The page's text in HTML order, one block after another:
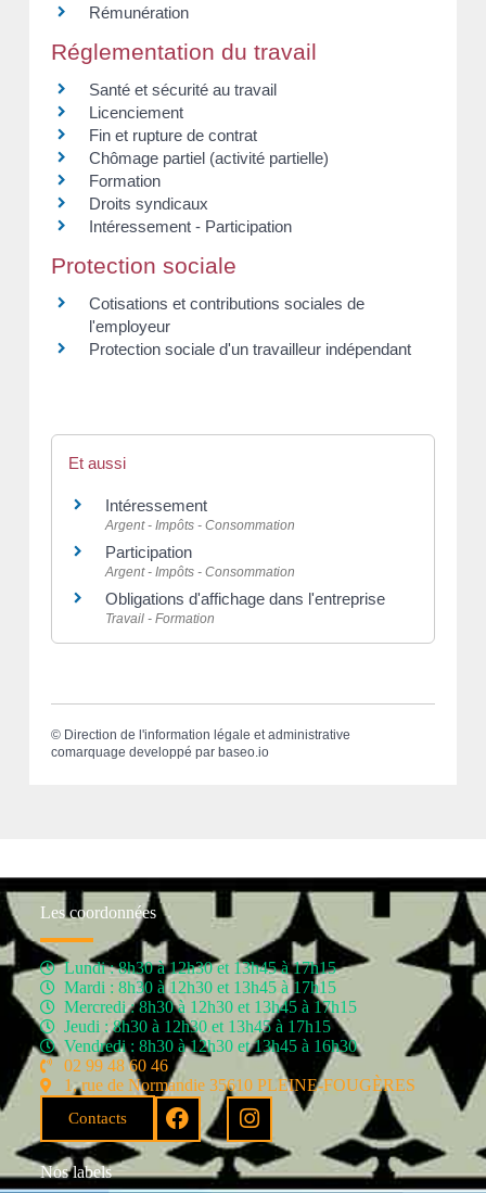
Rémunération
Réglementation du travail
Santé et sécurité au travail
Licenciement
Fin et rupture de contrat
Chômage partiel (activité partielle)
Formation
Droits syndicaux
Intéressement - Participation
Protection sociale
Cotisations et contributions sociales de
l'employeur
Protection sociale d'un travailleur indépendant
Et aussi
Intéressement
Argent - Impôts - Consommation
Participation
Argent - Impôts - Consommation
Obligations d'affichage dans l'entreprise
Travail - Formation
© Direction de l'information légale et administrative
comarquage developpé par baseo.io
Les coordonnées
Lundi : 8h30 à 12h30 et 13h45 à 17h15
Mardi : 8h30 à 12h30 et 13h45 à 17h15
Mercredi : 8h30 à 12h30 et 13h45 à 17h15
Jeudi : 8h30 à 12h30 et 13h45 à 17h15
Vendredi : 8h30 à 12h30 et 13h45 à 16h30
02 99 48 60 46
1, rue de Normandie 35610 PLEINE-FOUGÈRES
Contacts
Nos labels